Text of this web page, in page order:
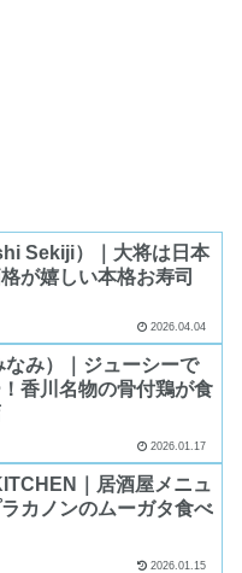
Sekiji）｜大将は日本
が嬉しい本格お寿司
2026.04.04
なみ）｜ジューシーで
香川名物の骨付鶏が食
2026.01.17
｜居酒屋メニュ
カノンのムーガタ食べ
2026.01.15